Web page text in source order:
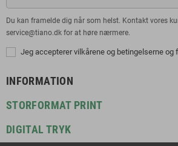
Du kan framelde dig når som helst. Kontakt vores
service@tiano.dk for at høre nærmere.
Jeg accepterer vilkårene og betingelserne
INFORMATION
STORFORMAT PRINT
DIGITAL TRYK